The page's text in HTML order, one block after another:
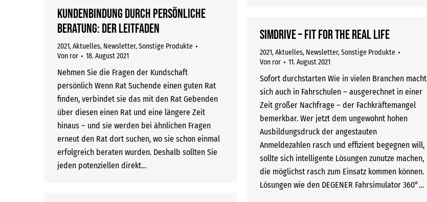
Kundenbindung durch persönliche
Beratung: Der Leitfaden
2021,Aktuelles, Newsletter,Sonstige Produkte
Von ror 18. August 2021
Nehmen Sie die Fragen der Kundschaft
persönlich Wenn Rat Suchende einen guten Rat
finden, verbindet sie das mit den Rat Gebenden
über diesen einen Rat und eine längere Zeit
hinaus – und sie werden bei ähnlichen Fragen
erneut den Rat dort suchen, wo sie schon einmal
erfolgreich beraten wurden. Deshalb sollten Sie
jeden potenziellen direkt…
SIMDRIVE – FIT FOR THE REAL LIFE
2021,Aktuelles, Newsletter,Sonstige Produkte
Von ror 11. August 2021
Sofort durchstarten Wie in vielen Branchen macht
sich auch in Fahrschulen – ausgerechnet in einer
Zeit großer Nachfrage – der Fachkräftemangel
bemerkbar. Wer jetzt dem ungewohnt hohen
Ausbildungsdruck der angestauten
Anmeldezahlen rasch und effizient begegnen will,
sollte sich intelligente Lösungen zunutze machen,
die möglichst rasch zum Einsatz kommen können.
Lösungen wie den DEGENER Fahrsimulator 360°…